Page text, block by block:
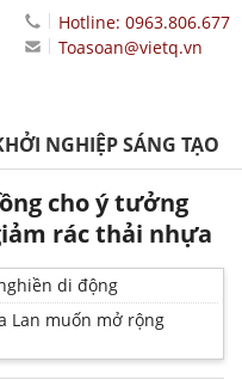
Hotline: 0963.806.677
Toasoan@vietq.vn
NGHIỆP SÁNG TẠO
cho ý tưởng
rác thải nhựa
di động
Lan muốn mở rộng